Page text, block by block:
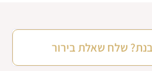
שלח שאלת בירור